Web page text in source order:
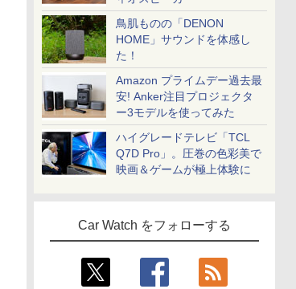
鳥肌ものの「DENON
HOME」サウンドを体感し
た！
Amazon プライムデー過去最
安! Anker注目プロジェクタ
ー3モデルを使ってみた
ハイグレードテレビ「TCL
Q7D Pro」。圧巻の色彩美で
映画＆ゲームが極上体験に
Car Watch をフォローする